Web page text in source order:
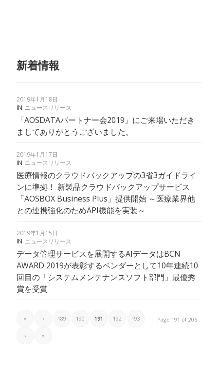
新着情報
2019年1月18日
IN ニュースリリース
「AOSDATAパートナー会2019」にご来場いただき
ましてありがとうございました。
2019年1月17日
IN ニュースリリース
医療情報のクラウドバックアップの3省3ガイドライ
ンに準拠！ 新製品クラウドバックアップサービス
「AOSBOX Business Plus」提供開始 ～医療業界他
との連携強化のためAPI機能を実装～
2019年1月15日
IN ニュースリリース
データ管理サービスを展開するAIデータはBCN
AWARD 2019が表彰するベンダーとして10年連続10
回目の「システムメンテナンスソフト部門」最優秀
賞を受賞
Page 191 of 206
« ‹ 189 190 191 192 193
› »